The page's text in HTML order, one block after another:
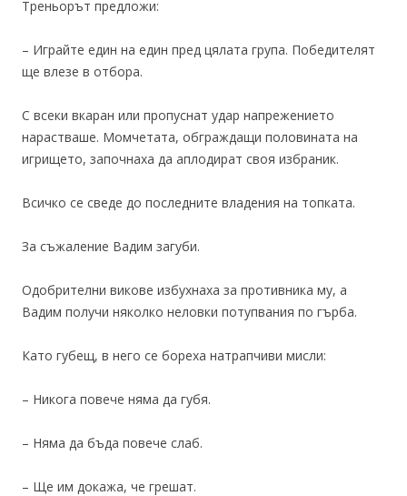
Треньорът предложи:
– Играйте един на един пред цялата група. Победителят
ще влезе в отбора.
С всеки вкаран или пропуснат удар напрежението
нарастваше. Момчетата, обграждащи половината на
игрището, започнаха да аплодират своя избраник.
Всичко се сведе до последните владения на топката.
За съжаление Вадим загуби.
Одобрителни викове избухнаха за противника му, а
Вадим получи няколко неловки потупвания по гърба.
Като губещ, в него се бореха натрапчиви мисли:
– Никога повече няма да губя.
– Няма да бъда повече слаб.
– Ще им докажа, че грешат.